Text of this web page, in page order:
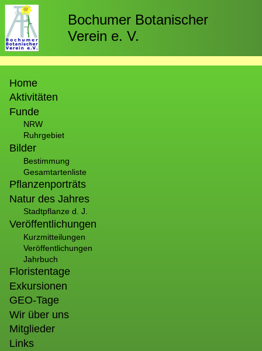
Direkt
zum
Inhalt
Bochumer Botanischer
Verein e. V.
Home
Aktivitäten
Funde
NRW
Ruhrgebiet
Bilder
Bestimmung
Gesamtartenliste
Pflanzenporträts
Natur des Jahres
Stadtpflanze d. J.
Veröffentlichungen
Kurzmitteilungen
Veröffentlichungen
Jahrbuch
Floristentage
Exkursionen
GEO-Tage
Wir über uns
Mitglieder
Links